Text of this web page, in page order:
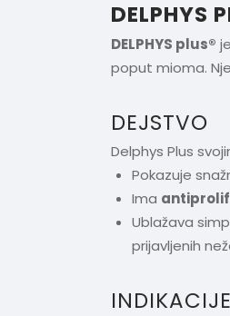
DELPHYS
DELPHYS plus®
poput mioma.
DEJSTVO
Delphys Plus
Pokazuje
Ima
Ublažava
prijavljenih
INDIKACIJE